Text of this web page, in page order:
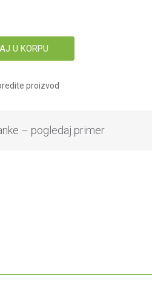
U KORPU
proizvod
– pogledaj primer